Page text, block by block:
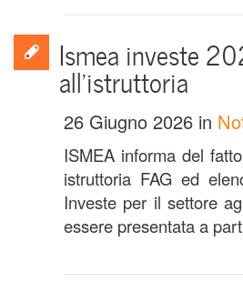
Ismea investe
all’istruttoria
26 Giugno 2026 in
ISMEA informa del
istruttoria FAG ed
Investe per il settore
essere presentata a